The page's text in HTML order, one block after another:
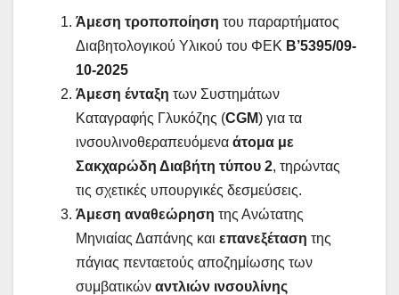
Άμεση τροποποίηση του παραρτήματος
Διαβητολογικού Υλικού του ΦΕΚ Β’5395/09-
10-2025
Άμεση ένταξη των Συστημάτων
Καταγραφής Γλυκόζης (CGM) για τα
ινσουλινοθεραπευόμενα άτομα με
Σακχαρώδη Διαβήτη τύπου 2, τηρώντας
τις σχετικές υπουργικές δεσμεύσεις.
Άμεση αναθεώρηση της Ανώτατης
Μηνιαίας Δαπάνης και επανεξέταση της
πάγιας πενταετούς αποζημίωσης των
συμβατικών αντλιών ινσουλίνης